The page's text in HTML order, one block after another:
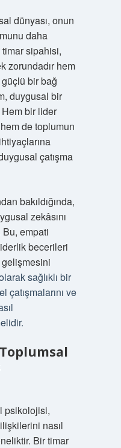
dünyası, onun
daha
sipahisi,
zorundadır hem
bir bağ
duygusal bir
bir lider
de toplumun
çatışma
bakıldığında,
zekâsını
Bu, empati
becerileri
sağlıklı bir
ve
psikolojisi,
nasıl
Bir timar